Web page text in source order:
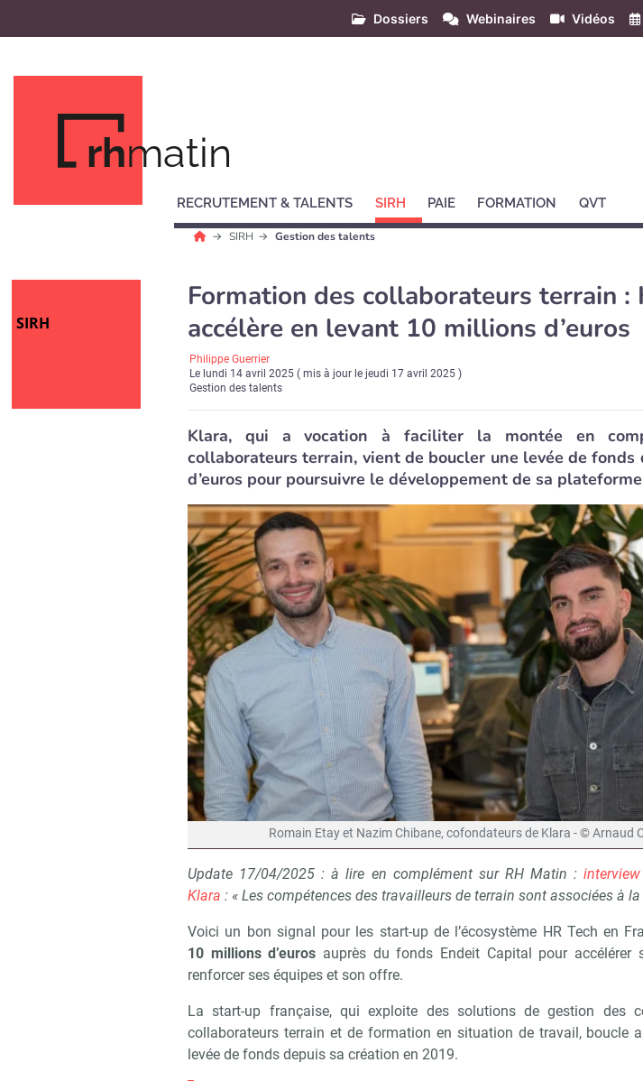
Dossiers Webinaires Vidéos
rhmatin
RECRUTEMENT & TALENTS SIRH PAIE FORMATION QVT
SIRH Gestion des talents
SIRH
Formation des collaborateurs terrain :
accélère en levant 10 millions d’euros
Philippe Guerrier
Le lundi 14 avril 2025 ( mis à jour lejeudi 17 avril 2025 )
Gestion des talents
Klara, qui a vocation à faciliter la montée en
collaborateurs terrain, vient de boucler une levée de
d’euros pour poursuivre le développement de sa
Romain Etay et Nazim Chibane, cofondateurs de Klara - © Arnaud
Update 17/04/2025 : à lire en complément sur RH Matin :
Klara : « Les compétences des travailleurs de terrain sont associées à
Voici un bon signal pour les start-up de l’écosystème HR Tech en
10 millions d’euros auprès du fonds Endeit Capital pour accélérer
renforcer ses équipes et son offre.
La start-up française, qui exploite des solutions de gestion des
collaborateurs terrain et de formation en situation de travail, boucle
levée de fonds depuis sa création en 2019.